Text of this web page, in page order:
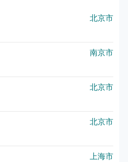
北京市
南京市
北京市
北京市
上海市